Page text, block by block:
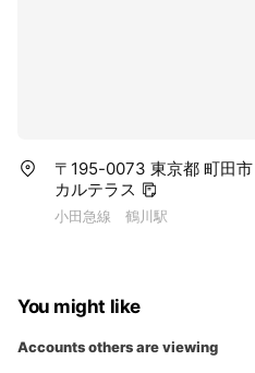
〒195-0073 東京都 町田
カルテラス
小田急線 鶴川駅
You might like
Accounts others are viewing